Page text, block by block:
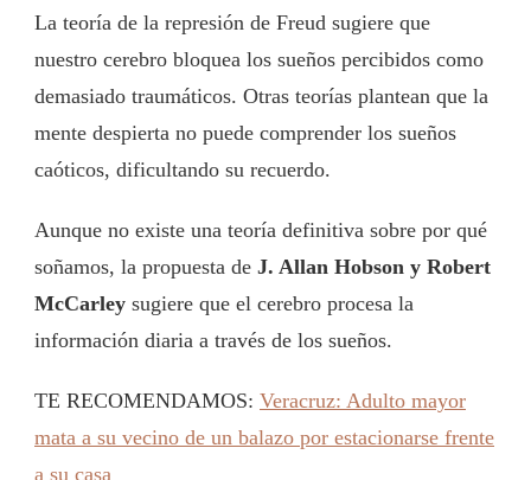
La teoría de la represión de Freud sugiere que
nuestro cerebro bloquea los sueños percibidos como
demasiado traumáticos. Otras teorías plantean que la
mente despierta no puede comprender los sueños
caóticos, dificultando su recuerdo.
Aunque no existe una teoría definitiva sobre por qué
soñamos, la propuesta de J. Allan Hobson y Robert
McCarley sugiere que el cerebro procesa la
información diaria a través de los sueños.
TE RECOMENDAMOS: Veracruz: Adulto mayor
mata a su vecino de un balazo por estacionarse frente
a su casa